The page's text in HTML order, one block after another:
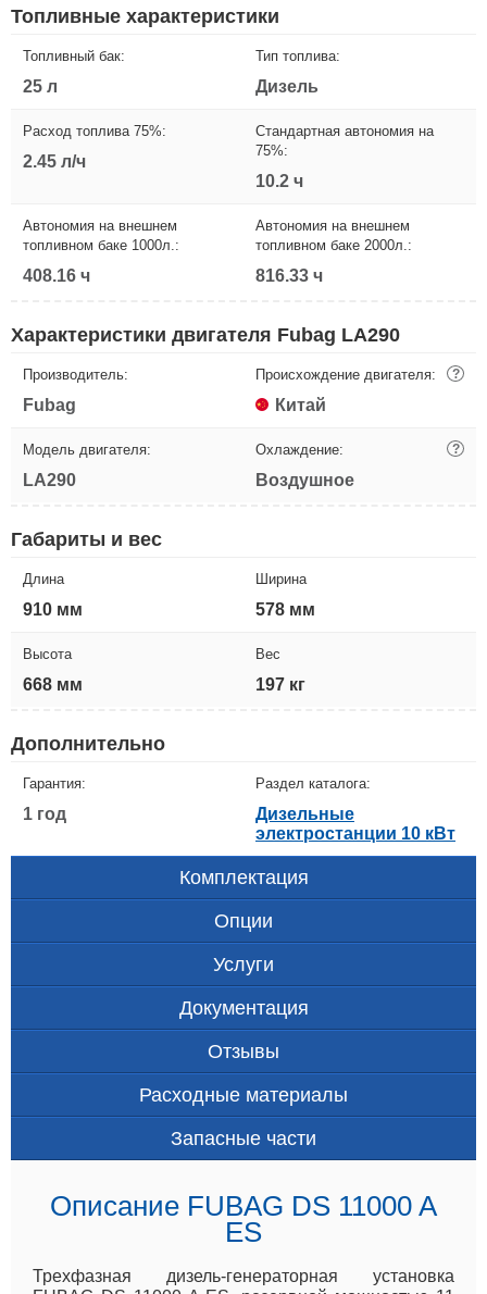
Топливные характеристики
Топливный бак:
25 л
Тип топлива:
Дизель
Расход топлива 75%:
2.45 л/ч
Стандартная автономия на
75%:
10.2 ч
Автономия на внешнем
топливном баке 1000л.:
408.16 ч
Автономия на внешнем
топливном баке 2000л.:
816.33 ч
Характеристики двигателя Fubag LA290
Производитель:
Fubag
Происхождение двигателя: ?
Китай
Модель двигателя:
LA290
Охлаждение: ?
Воздушное
Габариты и вес
Длина
910 мм
Ширина
578 мм
Высота
668 мм
Вес
197 кг
Дополнительно
Гарантия:
1 год
Раздел каталога:
Дизельные
электростанции 10 кВт
Комплектация
Опции
Услуги
Документация
Отзывы
Расходные материалы
Запасные части
Описание FUBAG DS 11000 A
ES
Трехфазная дизель-генераторная установка